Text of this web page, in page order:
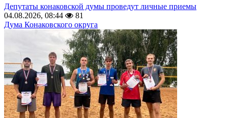
Депутаты конаковской думы проведут личные приемы
04.08.2026, 08:44
81
Дума Конаковского округа